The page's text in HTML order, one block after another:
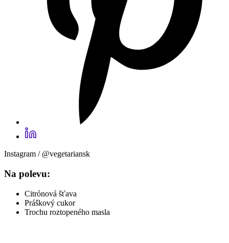
Instagram / @vegetariansk
Na polevu:
Citrónová šťava
Práškový cukor
Trochu roztopeného masla